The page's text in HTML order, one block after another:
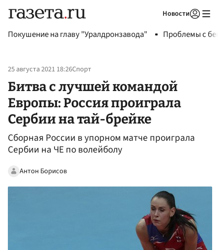
Новости
Покушение на главу "Уралдронзавода" Проблемы с
25 августа 2021 18:26Спорт
Битва с лучшей командой
Европы: Россия проиграла
Сербии на тай-брейке
Сборная России в упорном матче проиграла
Сербии на ЧЕ по волейболу
Антон Борисов